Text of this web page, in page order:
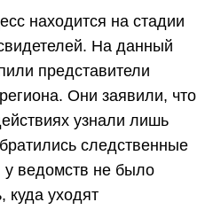
находится на стадии
На данный
представители
Они заявили, что
узнали лишь
следственные
у ведомств не было
куда уходят